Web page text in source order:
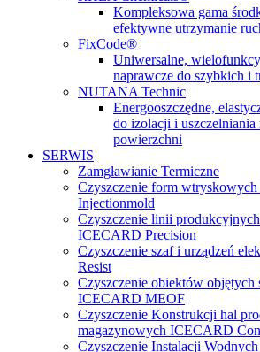
Kompleksowa gama
efektywne utrzymanie
FixCode®
Uniwersalne,
naprawcze do szybkich i
NUTANA Technic
Energooszczędne,
do izolacji i uszczelniania
powierzchni
SERWIS
Zamgławianie Termiczne
Czyszczenie form
Injectionmold
Czyszczenie linii
ICECARD Precision
Czyszczenie szaf i urządzeń
Resist
Czyszczenie obiektów objętych
ICECARD MEOF
Czyszczenie Konstrukcji hal
magazynowych ICECARD
Czyszczenie Instalacji